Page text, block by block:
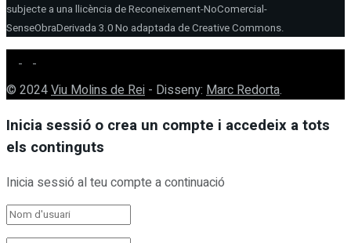
subjecte a una llicència de Reconeixement-NoComercial-
SenseObraDerivada 3.0 No adaptada de Creative Commons.
© 2024Viu Molins de Rei - Disseny: Marc Redorta.
Inicia sessió o crea un compte i accedeix a tots
els continguts
Inicia sessió al teu compte a continuació